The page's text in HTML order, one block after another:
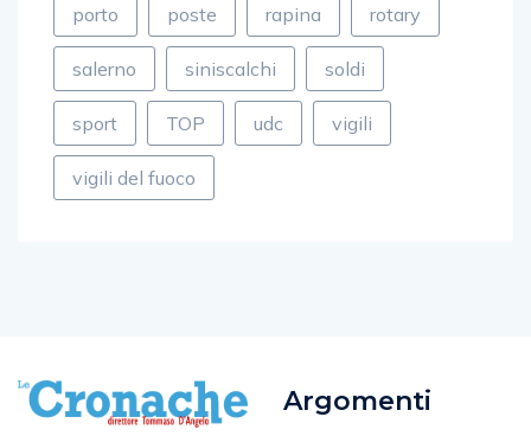
porto poste rapina rotary
salerno siniscalchi soldi
sport TOP udc vigili
vigili del fuoco
Argomenti